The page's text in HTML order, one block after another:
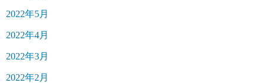
2022年5月
2022年4月
2022年3月
2022年2月